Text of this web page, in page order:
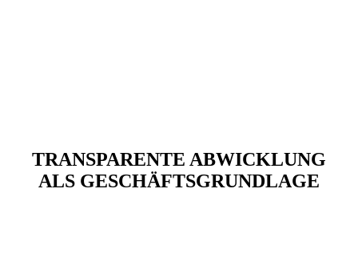
TRANSPARENTE ABWICKLUNG
ALS GESCHÄFTSGRUNDLAGE